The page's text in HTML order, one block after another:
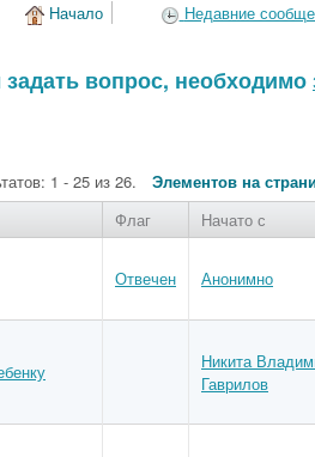
Начало Недавние
вопрос, необходимо
1 - 25 из 26.
Элементов на
Флаг Начато с
Отвечен Анонимно
Никита
Гаврилов